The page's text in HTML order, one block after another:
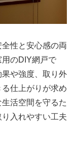
性と安心感の両
のDIY網戸で
や強度、取り外
仕上がりが求め
活空間を守るた
入れやすい工夫